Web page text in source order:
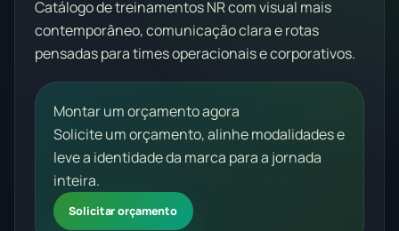
Catálogo de treinamentos NR com visual mais
contemporâneo, comunicação clara e rotas
pensadas para times operacionais e corporativos.
Montar um orçamento agora
Solicite um orçamento, alinhe modalidades e
leve a identidade da marca para a jornada
inteira.
Solicitar orçamento